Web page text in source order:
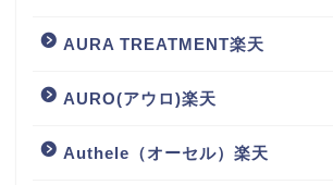
AURA TREATMENT楽天
AURO(アウロ)楽天
Authele（オーセル）楽天